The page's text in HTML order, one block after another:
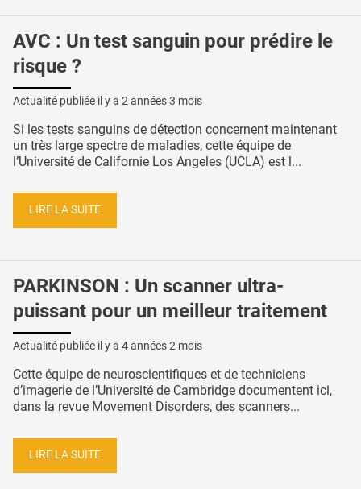
AVC : Un test sanguin pour prédire le
risque ?
Actualité publiée il y a 2 années 3 mois
Si les tests sanguins de détection concernent maintenant
un très large spectre de maladies, cette équipe de
l’Université de Californie Los Angeles (UCLA) est l...
LIRE LA SUITE
PARKINSON : Un scanner ultra-
puissant pour un meilleur traitement
Actualité publiée il y a 4 années 2 mois
Cette équipe de neuroscientifiques et de techniciens
d’imagerie de l’Université de Cambridge documentent ici,
dans la revue Movement Disorders, des scanners...
LIRE LA SUITE